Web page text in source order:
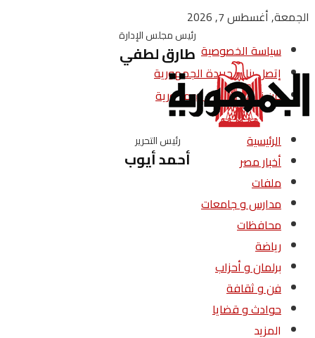
الجمعة, أغسطس 7, 2026
سياسة الخصوصية
إتصل بنا – جريدة الجمهورية
من نحن – جريدة الجمهورية
رئيس مجلس الإدارة
طارق لطفي
رئيس التحرير
أحمد أيوب
الرئيسية
أخبار مصر
ملفات
مدارس و جامعات
محافظات
رياضة
برلمان و أحزاب
فن و ثقافة
حوادث و قضايا
المزيد